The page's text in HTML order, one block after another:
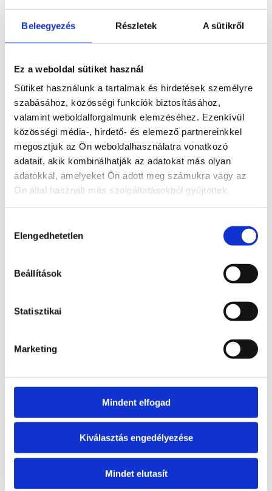
Beleegyezés Részletek A sütikről
Ez a weboldal sütiket használ
Sütiket használunk a tartalmak és hirdetések személyre
szabásához, közösségi funkciók biztosításához,
valamint weboldalforgalmunk elemzéséhez. Ezenkívül
közösségi média-, hirdető- és elemező partnereinkkel
megosztjuk az Ön weboldalhasználatra vonatkozó
adatait, akik kombinálhatják az adatokat más olyan
adatokkal, amelyeket Ön adott meg számukra vagy az
Ön által használt más szolgáltatásokból gyűjtöttek.
kiválasztása
Elengedhetetlen
Beállítások
Statisztikai
Marketing
Mindent elfogad
Kiválasztás engedélyezése
Mindet elutasít
Szobák száma 3
Hálószoba 2 12,3 m2
Konyha 10,3 m2
Fürdő 6,4 m2
WC 2 m2
Terasz 18,93 m2